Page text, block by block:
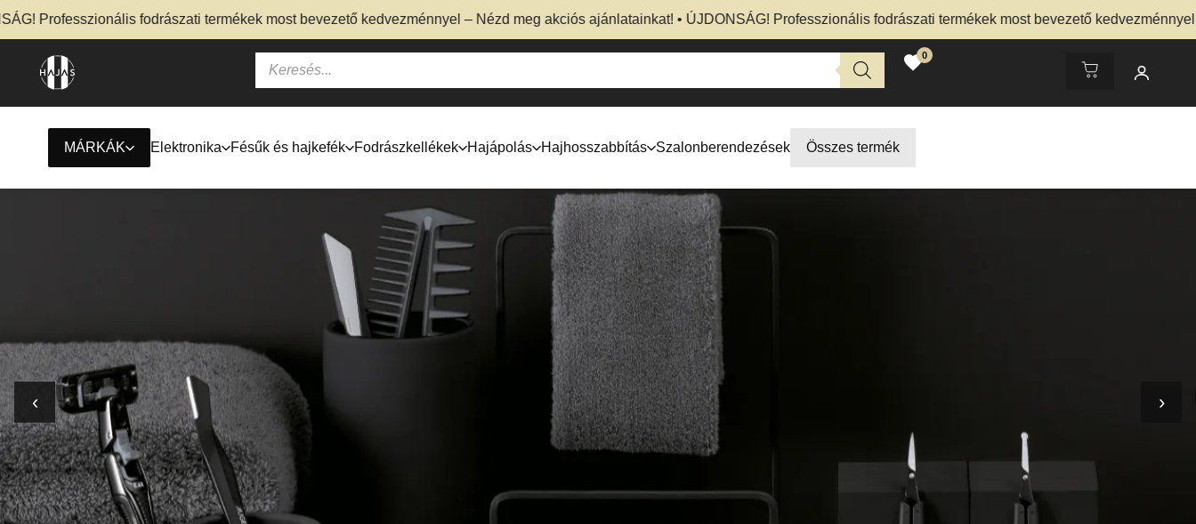
fodrászati termékek most bevezető kedvezménnyel – Nézd meg akciós ajánlatainkat! • ÚJDONSÁG! Professzionális fodrászati termékek most bevezető kedvezménnyel –
0
MÁRKÁK Elektronika Fésűk és hajkefék Fodrászkellékek Hajápolás Hajhosszabbítás Szalonberendezések Összes termék